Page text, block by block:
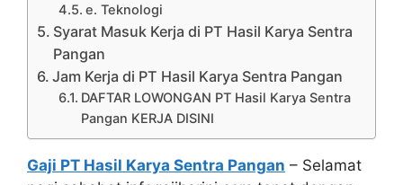
e. Teknologi
Syarat Masuk Kerja di PT Hasil Karya Sentra
Pangan
Jam Kerja di PT Hasil Karya Sentra Pangan
DAFTAR LOWONGAN PT Hasil Karya Sentra
Pangan KERJA DISINI
Gaji PT Hasil Karya Sentra Pangan – Selamat